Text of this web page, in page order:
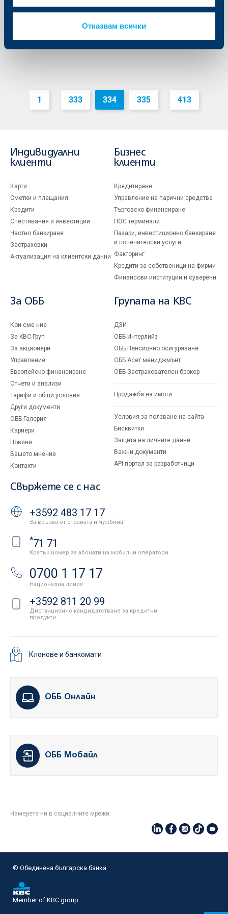
Отказвам всички
минимум от 12%”
1 ... 333 334 335 ... 413
Индивидуални
клиенти
Карти
Сметки и плащания
Кредити
Спестявания и инвестиции
Частно банкиране
Застраховки
Актуализация на клиентски данни
Бизнес
клиенти
Кредитиране
Управление на парични средства
Търговско финансиране
ПОС терминали
Пазари, инвестиционно банкиране
и попечителски услуги
Факторинг
Кредити за собственици на фирми
Финансови институции и суверени
За ОББ
Кои сме ние
За KBC Груп
За акционери
Управление
Европейско финансиране
Отчети и анализи
Тарифи и общи условия
Други документи
ОББ Галерия
Кариери
Новини
Вашето мнение
Контакти
Групата на KBC
ДЗИ
ОББ Интерлийз
ОББ Пенсионно осигуряване
ОББ Асет мениджмънт
ОББ Застрахователен брокер
Продажба на имоти
Условия за ползване на сайта
Бисквитки
Защита на личните данни
Важни документи
API портал за разработчици
Свържете се с нас
+3592 483 17 17
За връзка от страната и чужбина
*71 71
Кратък номер за абонати на мобилни оператори
0700 1 17 17
Национална линия
+3592 811 20 99
Дистанционно кандидатстване за кредитни
продукти
Клонове и банкомати
ОББ Онлайн
ОББ Мобайл
Намерете ни в социалните мрежи:
© Oбединена българска банка
Member of KBC group